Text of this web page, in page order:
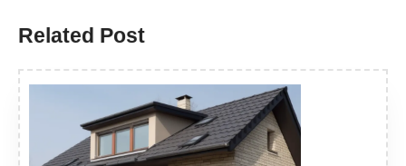
Related Post